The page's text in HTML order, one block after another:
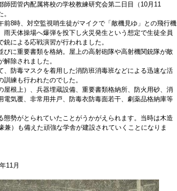
団管内配属将校の学校教練研究会第二日目（10月11
8時、対空監視哨生徒がマイクで「敵機見ゆ」との飛行機
天体操場へ爆弾を投下し火災発生という想定で生徒全員
による応戦演習が行われました。
に重要書類を格納。屋上の高射砲隊や高射機関銃隊が敵
除されました。
防毒マスクを着用した消防班消毒班などによる迅速な活
練も行われたのでした。
根上）、兵器埋蔵設備、重要書類格納所、防火用砂、消
気覆、非常用井戸、防毒衣防毒面若干、劇薬品格納庫等
勢がとられていたことがうかがえられます。当時は木造
）も備えた頑強な学舎が建設されていくことになりま
11月